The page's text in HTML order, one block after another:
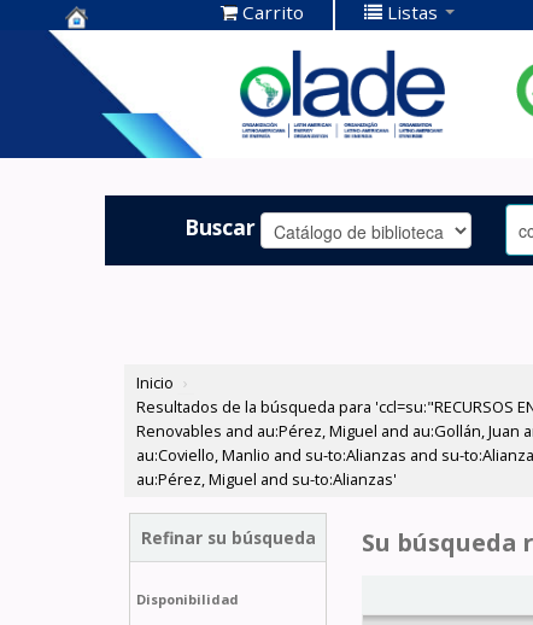
Centro de
Documentación
OLADE -
Carrito Listas
Buscar
Inicio ›
Resultados de la búsqueda para 'ccl=su:"RECURSOS
Renovables and au:Pérez, Miguel and au:Gollán, Juan
au:Coviello, Manlio and su-to:Alianzas and su-
au:Pérez, Miguel and su-to:Alianzas'
Refinar su búsqueda
Disponibilidad
Su búsqueda